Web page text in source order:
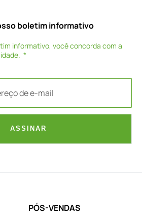
boletim informativo
informativo, você concorda com a
.
ASSINAR
PÓS-VENDAS